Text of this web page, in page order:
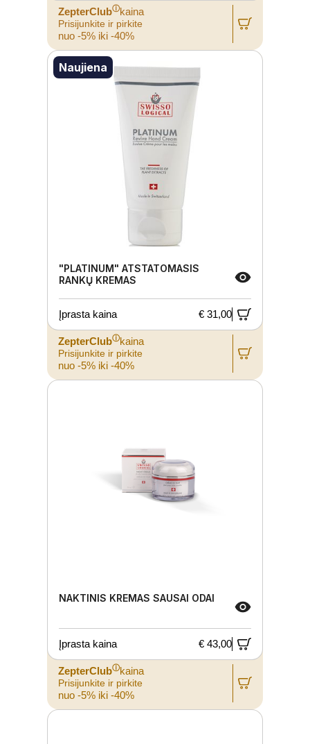
ZepterClubⓘkaina
Prisijunkite ir pirkite
nuo -5% iki -40%
Naujiena
"PLATINUM" ATSTATOMASIS
RANKŲ KREMAS
Įprasta kaina € 31,00
ZepterClubⓘkaina
Prisijunkite ir pirkite
nuo -5% iki -40%
NAKTINIS KREMAS SAUSAI ODAI
Įprasta kaina € 43,00
ZepterClubⓘkaina
Prisijunkite ir pirkite
nuo -5% iki -40%